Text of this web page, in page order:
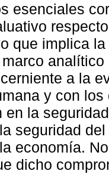
esenciales
que implica
a la
y con
en la
seguridad
economía.
dicho